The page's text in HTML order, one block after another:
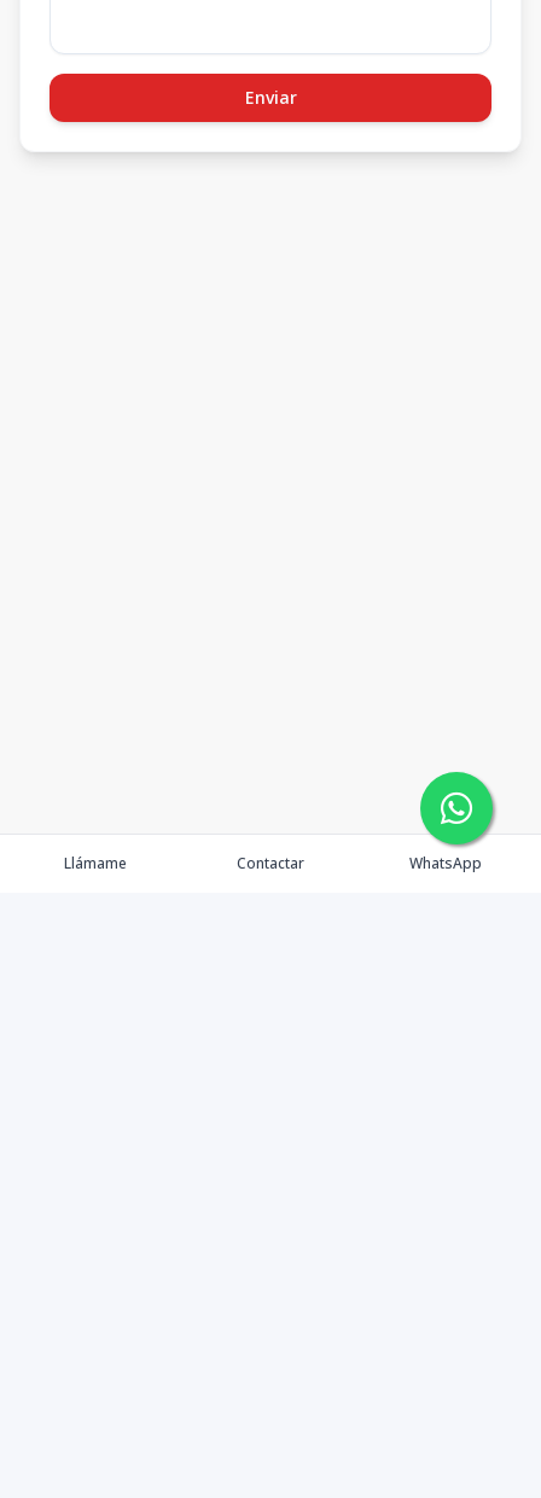
Enviar
Llámame Contactar WhatsApp